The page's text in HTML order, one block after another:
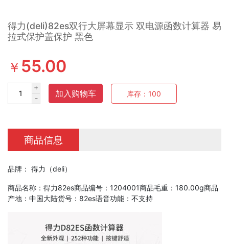
得力(deli)82es双行大屏幕显示 双电源函数计算器 易
拉式保护盖保护 黑色
￥ 55.00
+
-
加入购物车 库存： 100
商品信息
品牌： 得力（deli）
商品名称：得力82es商品编号：1204001商品毛重：180.00g商品
产地：中国大陆货号：82es语音功能：不支持